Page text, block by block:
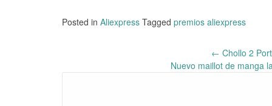
Posted in Aliexpress Tagged premios aliexpress
Post
← Chollo 2
Nuevo maillot de manga